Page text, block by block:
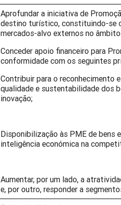
Aprofundar a iniciativa de
destino turístico, constituindo-se
mercados-alvo externos no
Conceder apoio financeiro para
conformidade com os seguintes
Contribuir para o reconhecimento
qualidade e sustentabilidade dos
inovação;
Disponibilização às PME de bens
inteligência económica na
Aumentar, por um lado, a
e, por outro, responder a